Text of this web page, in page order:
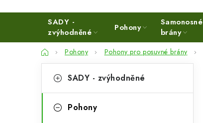
SADY -
zvýhodněné
Pohony
Samonosné
brány
DomůPohony Pohony pro posuvné brány
okategorie
a
SADY - zvýhodněné
Pohony